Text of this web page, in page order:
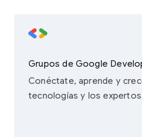
Grupos de Google
Conéctate, aprende y
tecnologías y los